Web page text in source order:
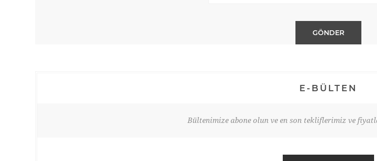
E-BÜLTEN
Bültenimize abone olun ve en son tekliflerimiz ve